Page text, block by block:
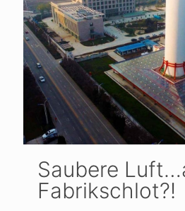
Saubere
Fabrikschlot?!